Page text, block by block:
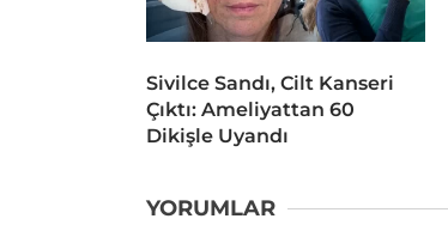
Sivilce Sandı, Cilt Kanseri
Çıktı: Ameliyattan 60
Dikişle Uyandı
YORUMLAR